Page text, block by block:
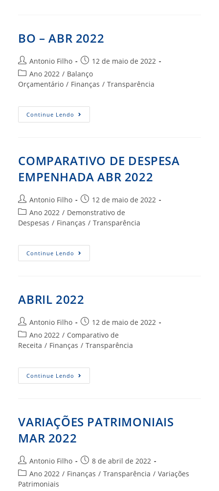
BO – ABR 2022
Autor
do
post:
Antonio Filho
Post
publicado:
12 de maio de 2022
Categoria
do
Ano 2022 / Balanço
Orçamentário / Finanças / Transparência
Continue Lendo BO
–
COMPARATIVO DE DESPESA
EMPENHADA ABR 2022
Autor
do
post:
Antonio Filho
Post
publicado:
12 de maio de 2022
Categoria
do
Ano 2022 / Demonstrativo de
Despesas / Finanças / Transparência
Continue Lendo COMPARATIVO
DE
ABRIL 2022
Autor
do
post:
Antonio Filho
Post
publicado:
12 de maio de 2022
Categoria
do
Ano 2022 / Comparativo de
Receita / Finanças / Transparência
Continue Lendo ABRIL
2022
VARIAÇÕES PATRIMONIAIS
MAR 2022
Autor
do
post:
Antonio Filho
Post
publicado:
8 de abril de 2022
Categoria
do
Ano 2022 / Finanças / Transparência / Variações
Patrimoniais